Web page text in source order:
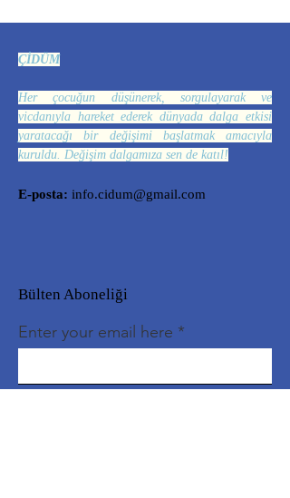
ÇİDÜM
Her çocuğun düşünerek, sorgulayarak ve
vicdanıyla hareket ederek dünyada dalga etkisi
yaratacağı bir değişimi başlatmak amacıyla
kuruldu. Değişim dalgamıza sen de katıl!
E-posta: info.cidum@gmail.com
Bülten Aboneliği
Enter your email here